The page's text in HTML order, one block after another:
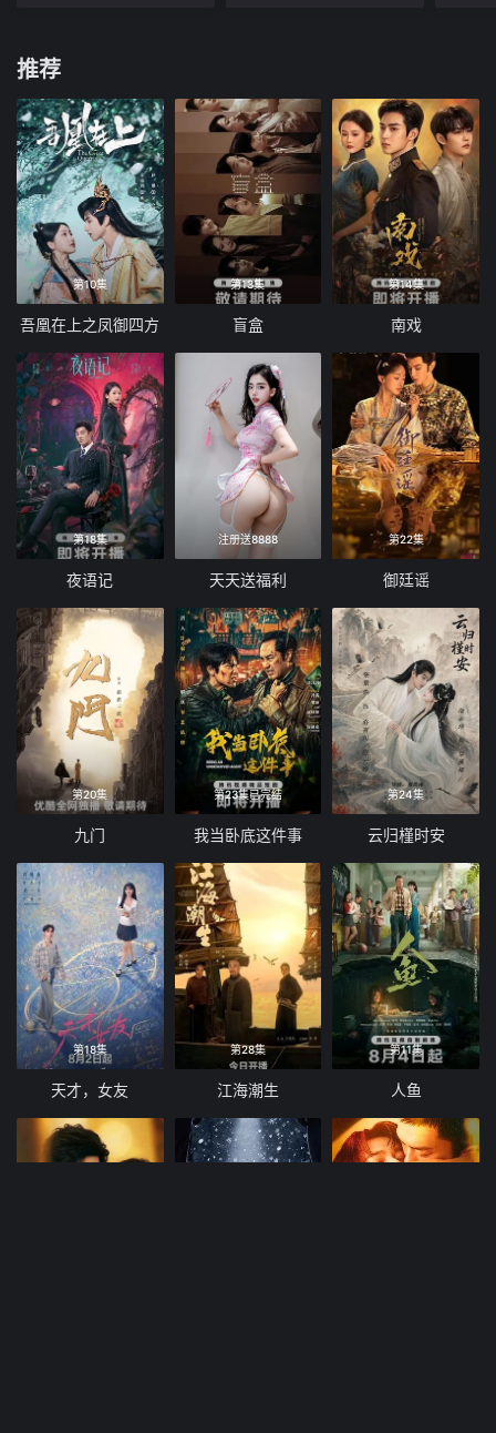
推荐
第10集
吾凰在上之凤御四方
第13集
盲盒
第14集
南戏
第18集
夜语记
注册送8888
天天送福利
第22集
御廷谣
第20集
九门
第23集已完结
我当卧底这件事
第24集
云归槿时安
第18集
天才，女友
第28集
江海潮生
第11集
人鱼